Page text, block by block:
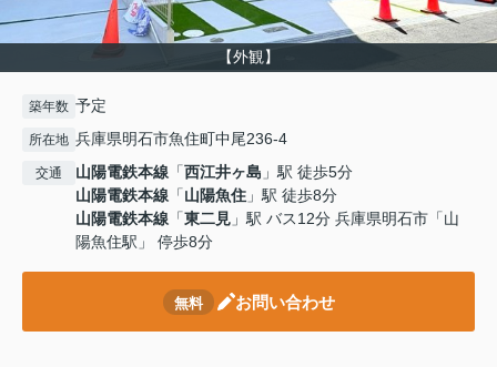
【外観】
築年数 予定
所在地 兵庫県明石市魚住町中尾236-4
交通 山陽電鉄本線 「西江井ヶ島 」駅 徒歩5分
山陽電鉄本線 「山陽魚住 」駅 徒歩8分
山陽電鉄本線 「東二見 」駅 バス12分 兵庫県明石市「山
陽魚住駅」 停歩8分
無料 お問い合わせ